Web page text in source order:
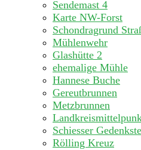
Sendemast 4
Karte NW-Forst
Schondragrund
Mühlenwehr
Glashütte 2
ehemalige Mühle
Hannese Buche
Gereutbrunnen
Metzbrunnen
Schiesser
Rölling Kreuz